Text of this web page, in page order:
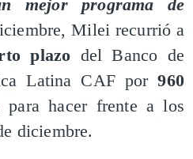
mejor programa de
Milei recurrió a
plazo del Banco de
Latina CAF por960
para hacer frente a los
diciembre.